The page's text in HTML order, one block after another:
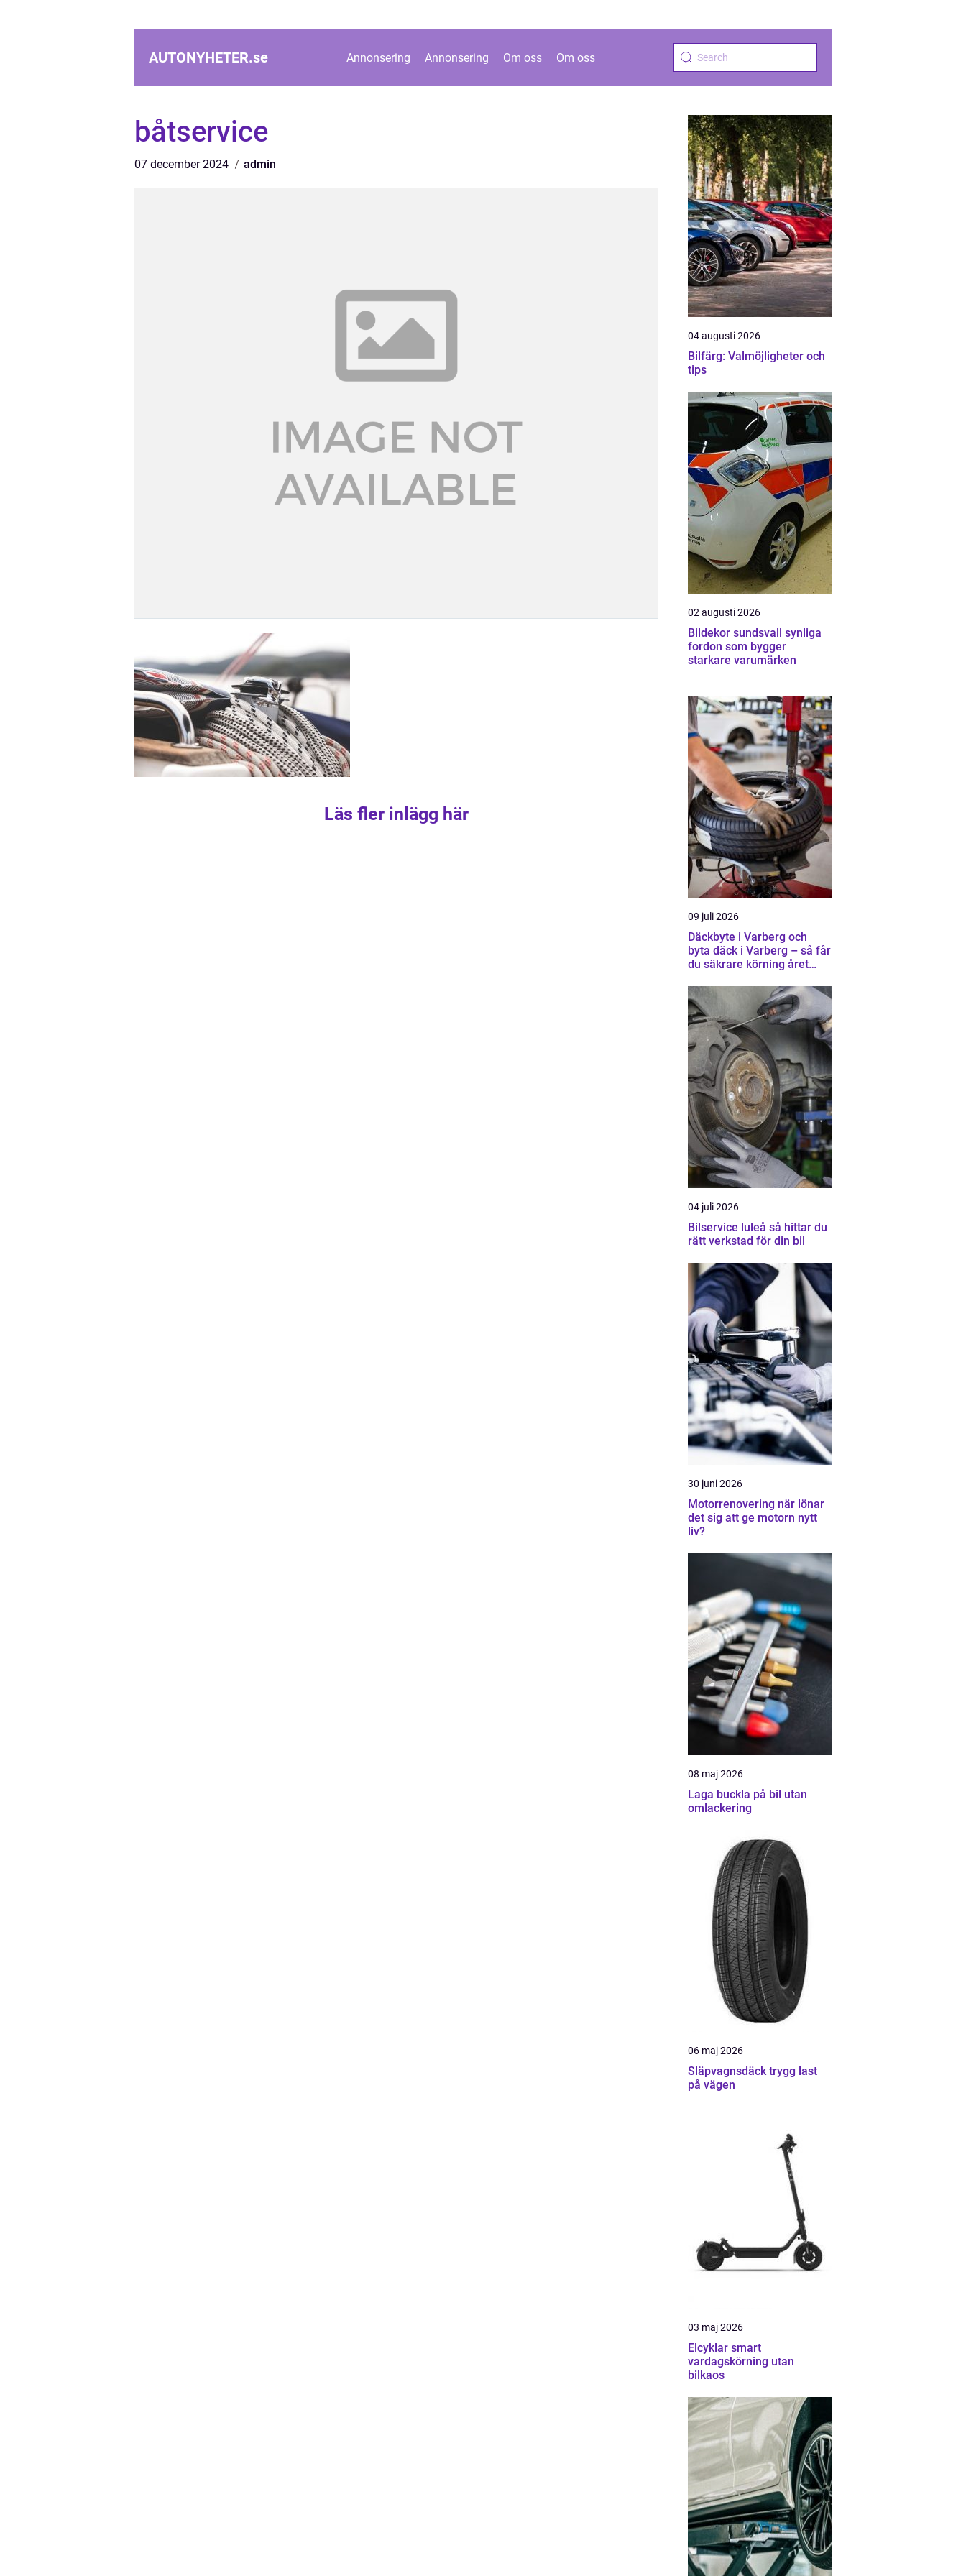
AUTONYHETER.se Annonsering Annonsering Om oss Om oss
båtservice
07 december 2024 admin
Läs fler inlägg här
04 augusti 2026
Bilfärg: Valmöjligheter och
tips
02 augusti 2026
Bildekor sundsvall synliga
fordon som bygger
starkare varumärken
09 juli 2026
Däckbyte i Varberg och
byta däck i Varberg – så får
du säkrare körning året
04 juli 2026
Bilservice luleå så hittar du
rätt verkstad för din bil
30 juni 2026
Motorrenovering när lönar
det sig att ge motorn nytt
liv?
08 maj 2026
Laga buckla på bil utan
omlackering
06 maj 2026
Släpvagnsdäck trygg last
på vägen
03 maj 2026
Elcyklar smart
vardagskörning utan
bilkaos